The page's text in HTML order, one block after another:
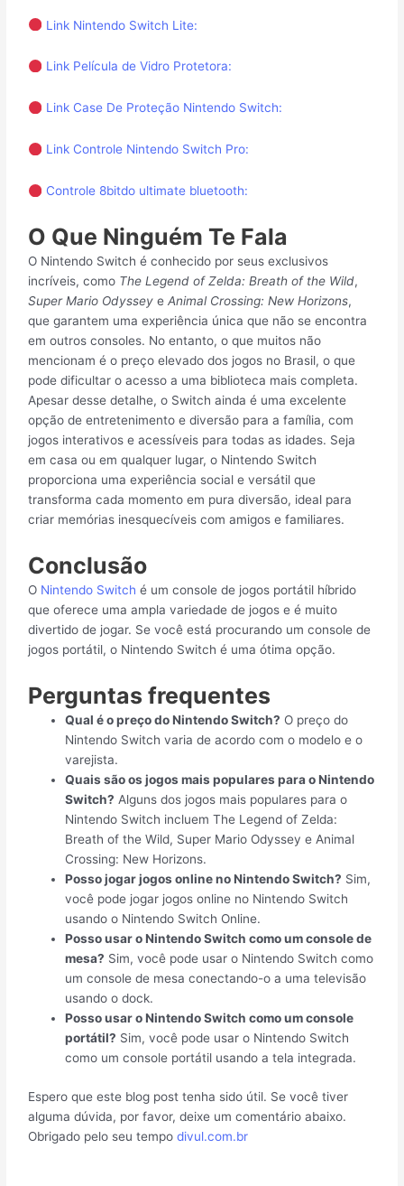
Link Nintendo Switch Lite:
Link Película de Vidro Protetora:
Link Case De Proteção Nintendo Switch:
Link Controle Nintendo Switch Pro:
Controle 8bitdo ultimate bluetooth:
O Que Ninguém Te Fala
O Nintendo Switch é conhecido por seus exclusivos
incríveis, como The Legend of Zelda: Breath of the Wild,
Super Mario Odyssey eAnimal Crossing: New Horizons,
que garantem uma experiência única que não se encontra
em outros consoles. No entanto, o que muitos não
mencionam é o preço elevado dos jogos no Brasil, o que
pode dificultar o acesso a uma biblioteca mais completa.
Apesar desse detalhe, o Switch ainda é uma excelente
opção de entretenimento e diversão para a família, com
jogos interativos e acessíveis para todas as idades. Seja
em casa ou em qualquer lugar, o Nintendo Switch
proporciona uma experiência social e versátil que
transforma cada momento em pura diversão, ideal para
criar memórias inesquecíveis com amigos e familiares.
Conclusão
O Nintendo Switch é um console de jogos portátil híbrido
que oferece uma ampla variedade de jogos e é muito
divertido de jogar. Se você está procurando um console de
jogos portátil, o Nintendo Switch é uma ótima opção.
Perguntas frequentes
Qual é o preço do Nintendo Switch? O preço do
Nintendo Switch varia de acordo com o modelo e o
varejista.
Quais são os jogos mais populares para o Nintendo
Switch? Alguns dos jogos mais populares para o
Nintendo Switch incluem The Legend of Zelda:
Breath of the Wild, Super Mario Odyssey e Animal
Crossing: New Horizons.
Posso jogar jogos online no Nintendo Switch? Sim,
você pode jogar jogos online no Nintendo Switch
usando o Nintendo Switch Online.
Posso usar o Nintendo Switch como um console de
mesa? Sim, você pode usar o Nintendo Switch como
um console de mesa conectando-o a uma televisão
usando o dock.
Posso usar o Nintendo Switch como um console
portátil? Sim, você pode usar o Nintendo Switch
como um console portátil usando a tela integrada.
Espero que este blog post tenha sido útil. Se você tiver
alguma dúvida, por favor, deixe um comentário abaixo.
Obrigado pelo seu tempodivul.com.br